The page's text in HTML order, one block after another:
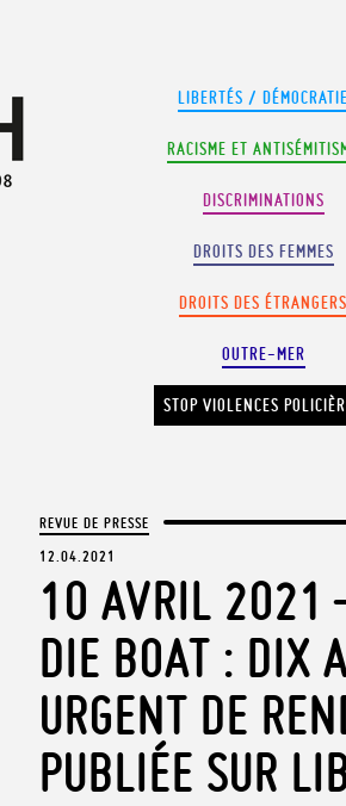
LIBERTÉS / DÉMOCRATIE
RACISME ET
DISCRIMINATIONS
DROITS DES FEMMES
DROITS DES ÉTRANGERS
OUTRE-MER
STOP VIOLENCES
REVUE DE PRESSE
12.04.2021
10 AVRIL 2021
DIE BOAT : DIX
URGENT DE
PUBLIÉE SUR